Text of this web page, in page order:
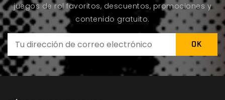
juegos de rol favoritos, descuentos, promociones y
contenido gratuito.